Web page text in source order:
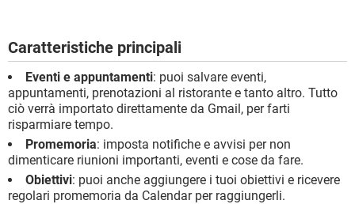
Caratteristiche principali
Eventi e appuntamenti: puoi salvare eventi,
appuntamenti, prenotazioni al ristorante e tanto altro. Tutto
ciò verrà importato direttamente da Gmail, per farti
risparmiare tempo.
Promemoria: imposta notifiche e avvisi per non
dimenticare riunioni importanti, eventi e cose da fare.
Obiettivi: puoi anche aggiungere i tuoi obiettivi e ricevere
regolari promemoria da Calendar per raggiungerli.